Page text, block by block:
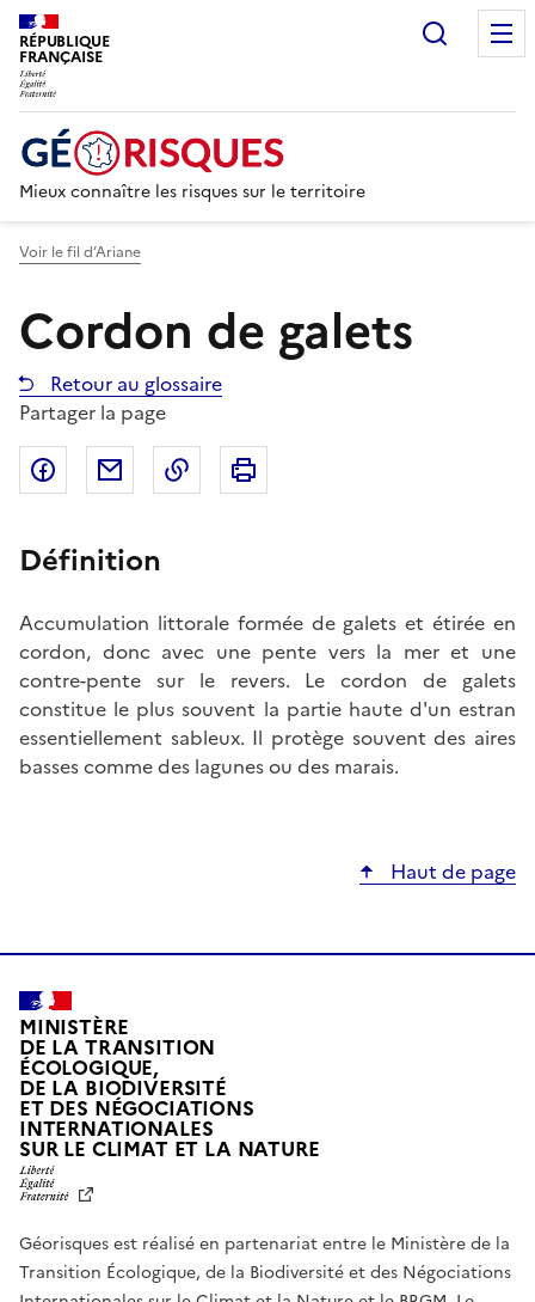
RÉPUBLIQUE
FRANÇAISE
Mieux connaître les risques sur le territoire
Voir le fil d’Ariane
Cordon de galets
Retour au glossaire
Partager la page
Partager sur Facebook
Partager par emailCopier dans le presse-papier
Définition
Accumulation littorale formée de galets et étirée en
cordon, donc avec une pente vers la mer et une
contre-pente sur le revers. Le cordon de galets
constitue le plus souvent la partie haute d'un estran
essentiellement sableux. Il protège souvent des aires
basses comme des lagunes ou des marais.
Haut de page
MINISTÈRE
DE LA TRANSITION
ÉCOLOGIQUE,
DE LA BIODIVERSITÉ
ET DES NÉGOCIATIONS
INTERNATIONALES
SUR LE CLIMAT ET LA NATUREL
T
É
,
Géorisques est réalisé en partenariat entre le Ministère de la
Transition Écologique, de la Biodiversité et des Négociations